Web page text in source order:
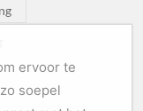
ervoor te
soepel